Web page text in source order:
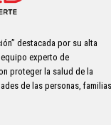
destacada por su alta
experto de
proteger la salud de la
de las personas,